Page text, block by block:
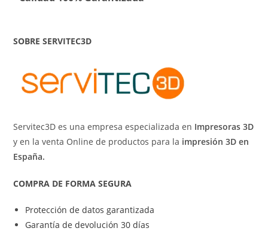
SOBRE SERVITEC3D
Servitec3D es una empresa especializada en Impresoras 3D
y en la venta Online de productos para la impresión 3D en
España.
COMPRA DE FORMA SEGURA
Protección de datos garantizada
Garantía de devolución 30 días